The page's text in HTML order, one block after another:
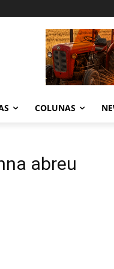
COLUNAS
abreu